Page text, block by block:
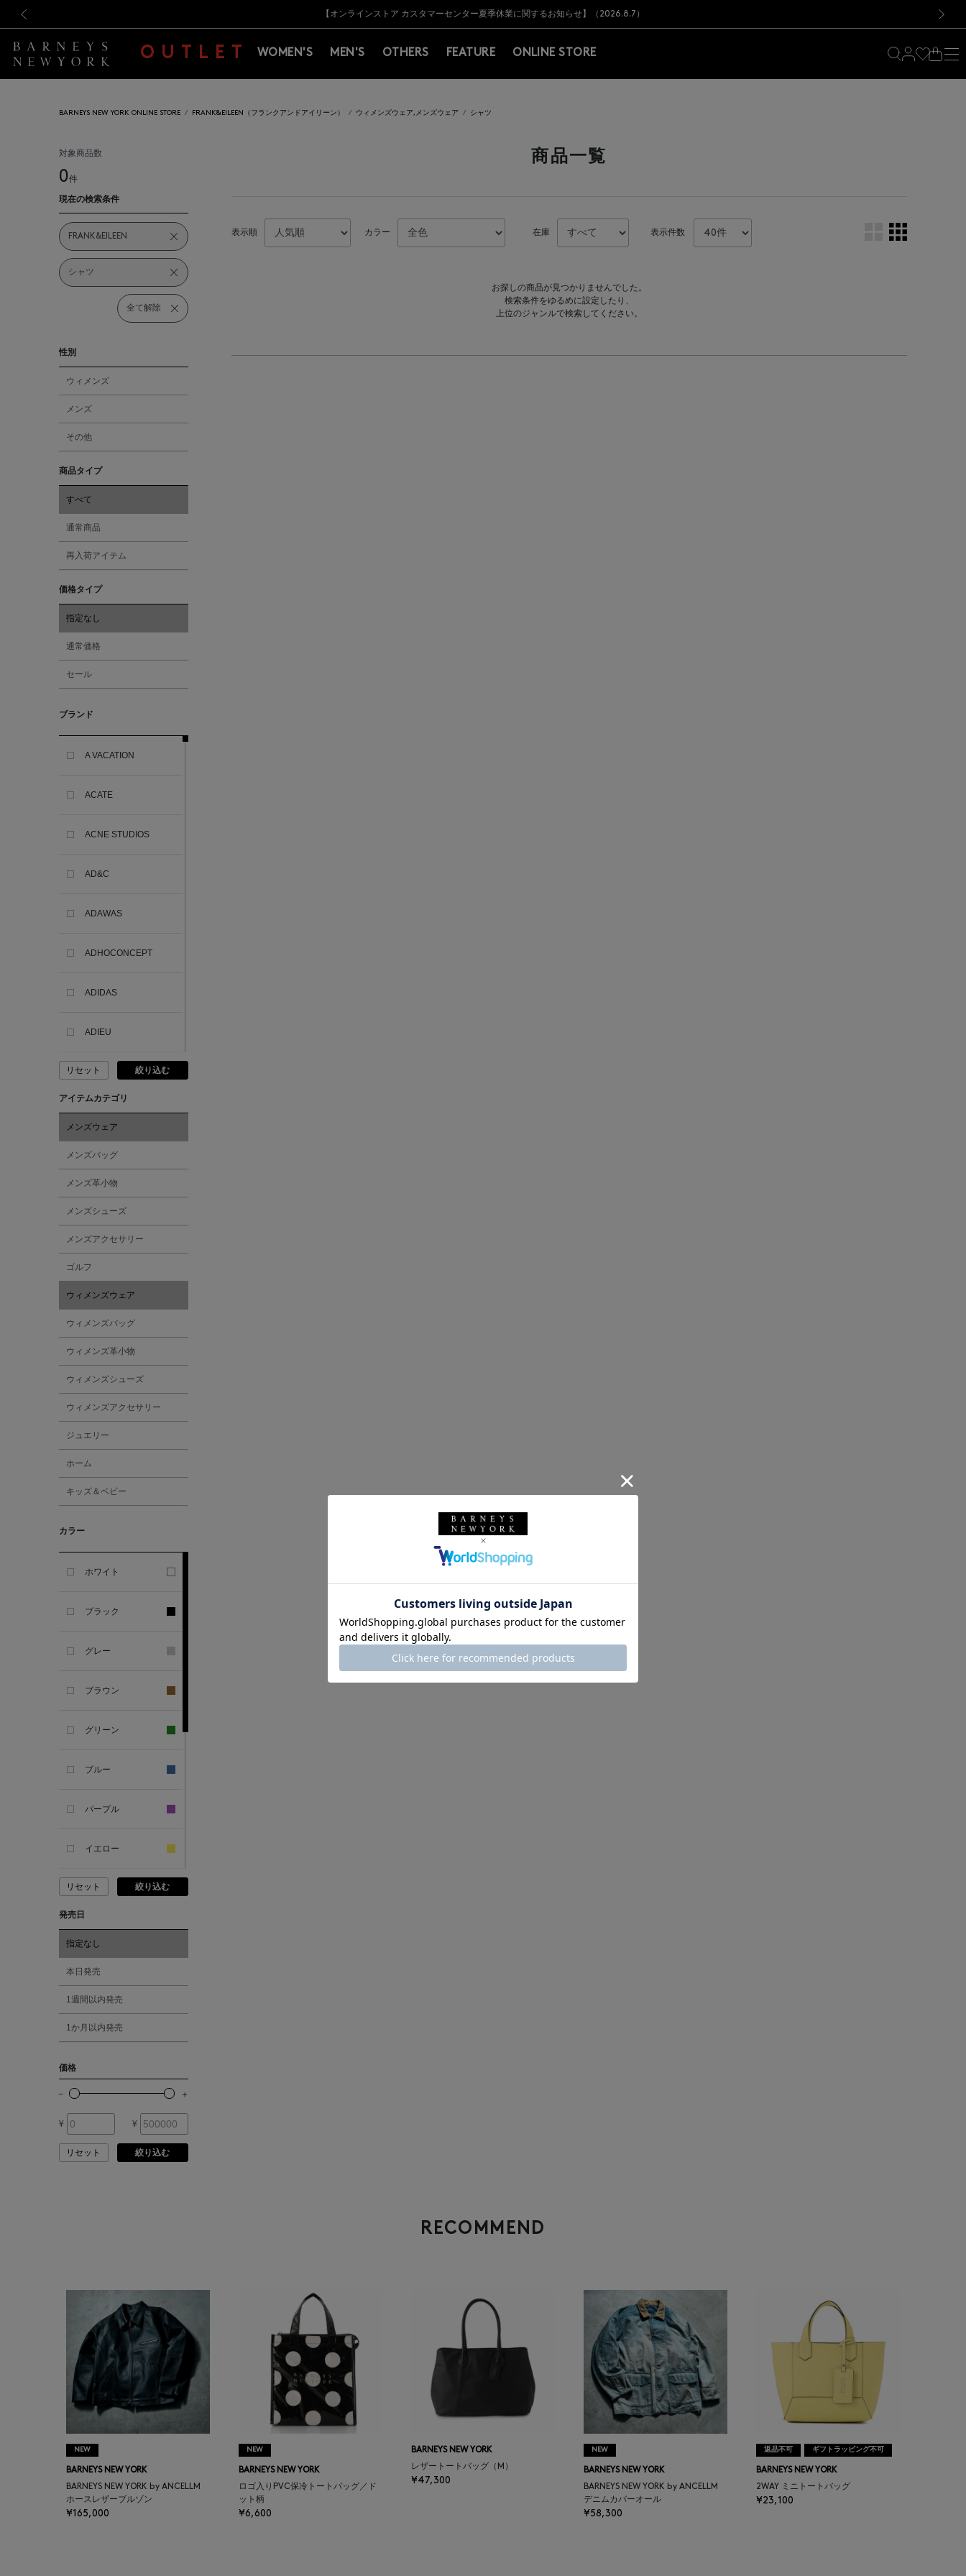
新規登録のお客様も対象！＜MY BARNEYS＞会員のお客様は11,000円（税込）以上のお買上げで常時送料無料！お買い物の際は会員登録を！
【夏季休業に伴う出荷一時停止のお知らせ】(2026.8.7)
【オンラインストア カスタマーセンター夏季休業に関するお知らせ】（2026.8.7）
【夏季休業に伴う返品・交換承り一時停止のお知らせ】（2026.8.5）
熊本県を中心とした地震の影響によるお荷物のお届けについて
【開催中】SUMMER SALEのご案内・ご注意事項
新規登録のお客様も対象！＜MY BARNEYS＞会員のお客様は11,000円（税込）以上のお買上げで常時送料無料！お買い物の際は会員登録を！
【夏季休業に伴う出荷一時停止のお知らせ】(2026.8.7)
OUTLET WOMEN'S MEN'S OTHERS FEATURE ONLINE STORE
BARNEYS NEW YORK ONLINE STORE FRANK&EILEEN（フランクアンドアイリーン） ウィメンズウェア,メンズウェア シャツ
対象商品数
0件
現在の検索条件
FRANK&EILEEN
シャツ
全て解除
性別
ウィメンズ
メンズ
その他
商品タイプ
すべて
通常商品
再入荷アイテム
価格タイプ
指定なし
通常価格
セール
ブランド
A VACATION
ACATE
ACNE STUDIOS
AD&C
ADAWAS
ADHOCONCEPT
ADIDAS
ADIEU
ADLIN HUE
ADVISORY BOARD
CRYSTALS
AKIKO OGAWA.
ALBERT THURSTON
ALESSANDRO
GHERARDI
ALL THE WAYS TO SAY
ALPO
AMIRI
ANCELLM
ANCIENT GREEK
ASAUCE MELER
FIRENZE
BAKUNE
BALENCIAGA
BARBA
BARNEYS NEWYORK
BEAUTY
BASERANGE
リセット 絞り込む
アイテムカテゴリ
メンズウェア
メンズバッグ
メンズ革小物
メンズシューズ
メンズアクセサリー
ゴルフ
ウィメンズウェア
ウィメンズバッグ
ウィメンズ革小物
ウィメンズシューズ
ウィメンズアクセサリー
ジュエリー
ホーム
キッズ＆ベビー
カラー
ホワイト
ブラック
グレー
ブラウン
グリーン
ブルー
パープル
イエロー
ピンク
レッド
オレンジ
シルバー
リセット 絞り込む
発売日
指定なし
本日発売
1週間以内発売
1か月以内発売
価格
¥ ¥
リセット 絞り込む
商品一覧
表示順 カラー 在庫 表示件数
お探しの商品が見つかりませんでした。
検索条件をゆるめに設定したり、
上位のジャンルで検索してください。
RECOMMEND
NEW
BARNEYS NEW YORK
BARNEYS NEW YORK by ANCELLM
ホースレザーブルゾン
¥165,000
NEW
BARNEYS NEW YORK
ロゴ入りPVC保冷トートバッグ／ド
ット柄
¥6,600
BARNEYS NEW YORK
レザートートバッグ（M）
¥47,300
NEW
BARNEYS NEW YORK
BARNEYS NEW YORK by ANCELLM
デニムカバーオール
¥58,300
返品不可 ギフトラッピング不可
BARNEYS NEW YORK
2WAY ミニトートバッグ
¥23,100